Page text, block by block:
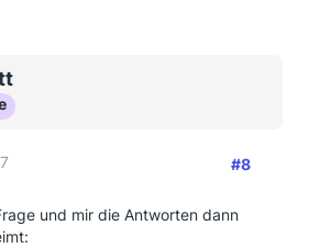
#8
und mir die Antworten dann